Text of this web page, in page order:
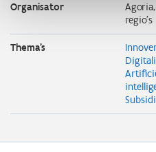
Organisator
regio's
Thema's